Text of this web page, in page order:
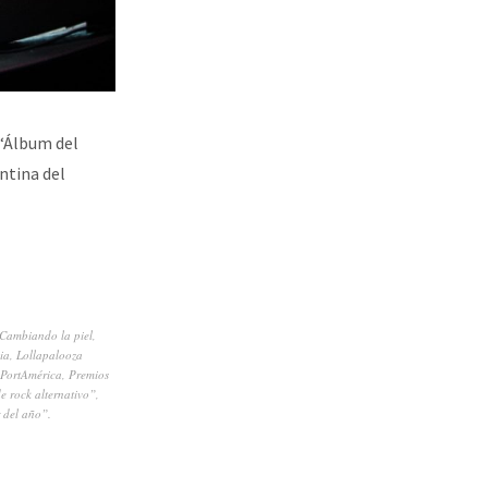
del
del
Cambiando la piel,
, Lollapalooza
PortAmérica, Premios
rock alternativo”,
año”.